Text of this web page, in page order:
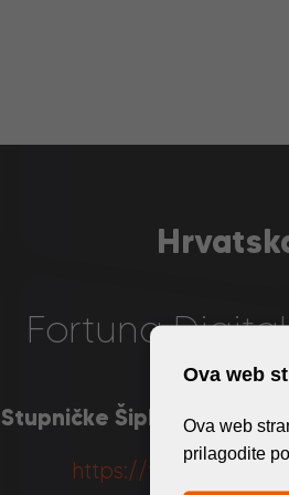
Fortuna
Stupničke Šipkovine 1,
https://fortuna-
Ova web
Ova web
prilagodite